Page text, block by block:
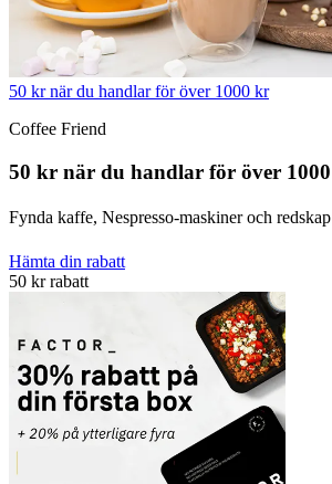
50 kr när du handlar för över 1000 kr
Coffee Friend
50 kr när du handlar för över
Fynda kaffe, Nespresso-maskiner och
Hämta din rabatt
50 kr rabatt